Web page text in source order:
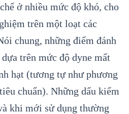
ở nhiều mức độ khó, cho
trên một loạt các
chung, những điểm đánh
trên mức độ dyne mất
hạt (tương tự như phương
chuẩn). Những dấu kiểm
khi mới sử dụng thường